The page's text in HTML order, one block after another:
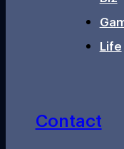
Life
Contact